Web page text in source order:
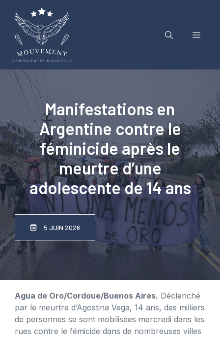
contenu
Menu
Manifestations en
Argentine contre le
féminicide après le
meurtre d’une
adolescente de 14 ans
5 JUIN 2026
Agua de Oro/Cordoue/Buenos Aires. Déclenché
par le meurtre d’Agostina Vega, 14 ans, des milliers
de personnes se sont mobilisées mercredi dans les
rues contre le fémicide dans de nombreuses villes